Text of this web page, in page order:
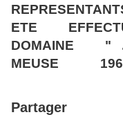
ETE
MEUSE
Partager